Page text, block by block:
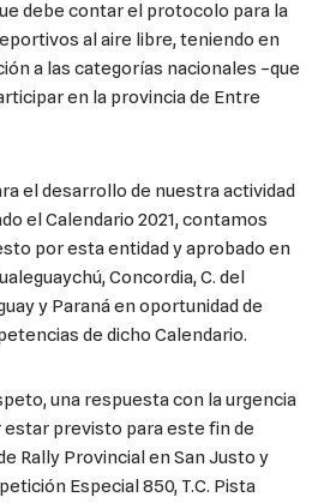
debe contar el protocolo para la
al aire libre, teniendo en
a las categorías nacionales –que
en la provincia de Entre
el desarrollo de nuestra actividad
el Calendario 2021, contamos
por esta entidad y aprobado en
Concordia, C. del
y Paraná en oportunidad de
de dicho Calendario.
una respuesta con la urgencia
previsto para este fin de
Rally Provincial en San Justo y
Especial 850, T.C. Pista